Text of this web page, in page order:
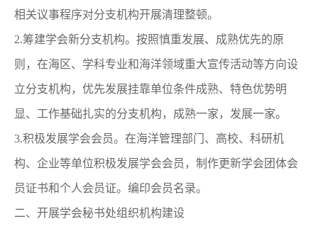
相关议事程序对分支机构开展清理整顿。
2.筹建学会新分支机构。按照慎重发展、成熟优先的原
则，在海区、学科专业和海洋领域重大宣传活动等方向设
立分支机构，优先发展挂靠单位条件成熟、特色优势明
显、工作基础扎实的分支机构，成熟一家，发展一家。
3.积极发展学会会员。在海洋管理部门、高校、科研机
构、企业等单位积极发展学会会员，制作更新学会团体会
员证书和个人会员证。编印会员名录。
二、开展学会秘书处组织机构建设